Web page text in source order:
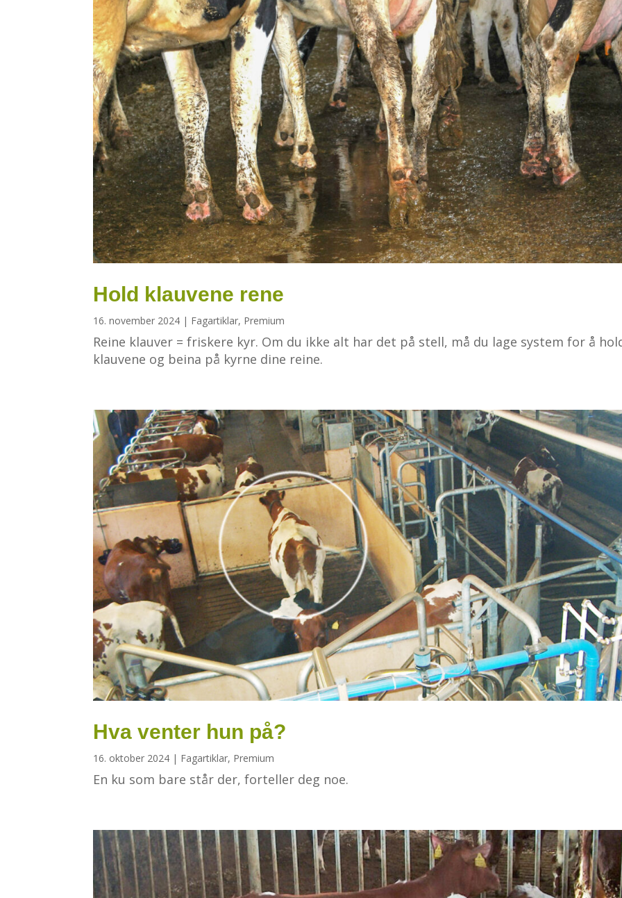
Hold klauvene rene
16. november 2024 | Fagartiklar, Premium
Reine klauver = friskere kyr. Om du ikke alt har det på stell, må du lage system for å
klauvene og beina på kyrne dine reine.
Hva venter hun på?
16. oktober 2024 | Fagartiklar, Premium
En ku som bare står der, forteller deg noe.